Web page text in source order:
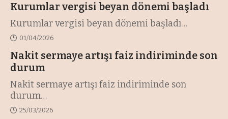
Kurumlar vergisi beyan dönemi başladı
Kurumlar vergisi beyan dönemi başladı…
01/04/2026
Nakit sermaye artışı faiz indiriminde son
durum
Nakit sermaye artışı faiz indiriminde son
durum…
25/03/2026